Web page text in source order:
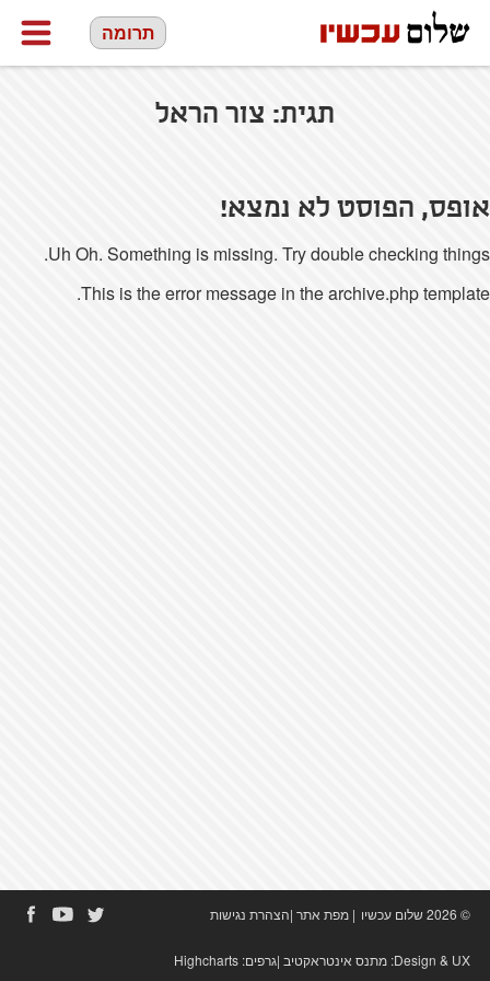
תרומה
תגית: צור הראל
אופס, הפוסט לא נמצא!
Uh Oh. Something is missing. Try double checking things.
This is the error message in the archive.php template.
© 2026 שלום עכשיו | מפת אתר|הצהרת נגישות
Design & UX: מתנס אינטראקטיב|גרפים: Highcharts